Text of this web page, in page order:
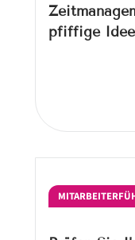
pfiffige